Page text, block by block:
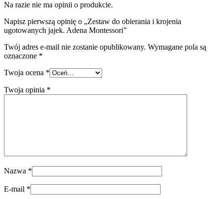
Na razie nie ma opinii o produkcie.
Napisz pierwszą opinię o „Zestaw do obierania i krojenia
ugotowanych jajek. Adena Montessori”
Twój adres e-mail nie zostanie opublikowany. Wymagane pola są
oznaczone *
Twoja ocena *
Twoja opinia *
Nazwa *
E-mail *